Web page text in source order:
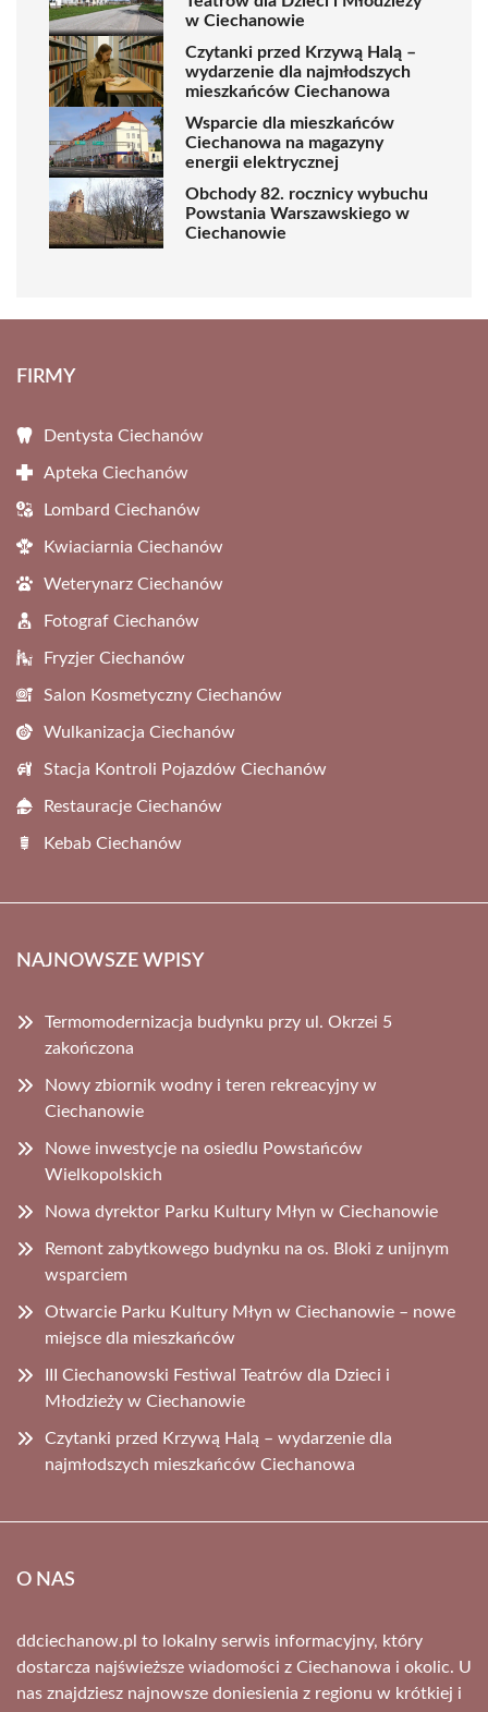
w Ciechanowie
Czytanki przed Krzywą Halą –
wydarzenie dla najmłodszych
mieszkańców Ciechanowa
Wsparcie dla mieszkańców
Ciechanowa na magazyny
energii elektrycznej
Obchody 82. rocznicy wybuchu
Powstania Warszawskiego w
Ciechanowie
FIRMY
Dentysta Ciechanów
Apteka Ciechanów
Lombard Ciechanów
Kwiaciarnia Ciechanów
Weterynarz Ciechanów
Fotograf Ciechanów
Fryzjer Ciechanów
Salon Kosmetyczny Ciechanów
Wulkanizacja Ciechanów
Stacja Kontroli Pojazdów Ciechanów
Restauracje Ciechanów
Kebab Ciechanów
NAJNOWSZE WPISY
Termomodernizacja budynku przy ul. Okrzei 5
zakończona
Nowy zbiornik wodny i teren rekreacyjny w
Ciechanowie
Nowe inwestycje na osiedlu Powstańców
Wielkopolskich
Nowa dyrektor Parku Kultury Młyn w Ciechanowie
Remont zabytkowego budynku na os. Bloki z unijnym
wsparciem
Otwarcie Parku Kultury Młyn w Ciechanowie – nowe
miejsce dla mieszkańców
III Ciechanowski Festiwal Teatrów dla Dzieci i
Młodzieży w Ciechanowie
Czytanki przed Krzywą Halą – wydarzenie dla
najmłodszych mieszkańców Ciechanowa
O NAS
ddciechanow.pl to lokalny serwis informacyjny, który
dostarcza najświeższe wiadomości z Ciechanowa i okolic. U
nas znajdziesz najnowsze doniesienia z regionu w krótkiej i